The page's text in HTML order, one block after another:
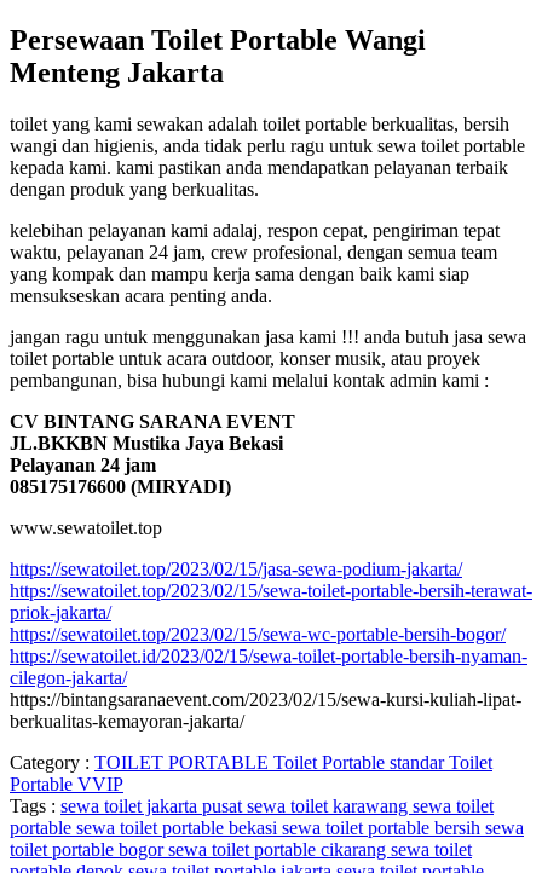
Persewaan Toilet Portable Wangi
Menteng Jakarta
toilet yang kami sewakan adalah toilet portable berkualitas, bersih
wangi dan higienis, anda tidak perlu ragu untuk sewa toilet portable
kepada kami. kami pastikan anda mendapatkan pelayanan terbaik
dengan produk yang berkualitas.
kelebihan pelayanan kami adalaj, respon cepat, pengiriman tepat
waktu, pelayanan 24 jam, crew profesional, dengan semua team
yang kompak dan mampu kerja sama dengan baik kami siap
mensukseskan acara penting anda.
jangan ragu untuk menggunakan jasa kami !!! anda butuh jasa sewa
toilet portable untuk acara outdoor, konser musik, atau proyek
pembangunan, bisa hubungi kami melalui kontak admin kami :
CV BINTANG SARANA EVENT
JL.BKKBN Mustika Jaya Bekasi
Pelayanan 24 jam
085175176600 (MIRYADI)
www.sewatoilet.top
https://sewatoilet.top/2023/02/15/jasa-sewa-podium-jakarta/
https://sewatoilet.top/2023/02/15/sewa-toilet-portable-bersih-terawat-
priok-jakarta/
https://sewatoilet.top/2023/02/15/sewa-wc-portable-bersih-bogor/
https://sewatoilet.id/2023/02/15/sewa-toilet-portable-bersih-nyaman-
cilegon-jakarta/
https://bintangsaranaevent.com/2023/02/15/sewa-kursi-kuliah-lipat-
berkualitas-kemayoran-jakarta/
Category : TOILET PORTABLE Toilet Portable standarToilet
Portable VVIP
Tags : sewa toilet jakarta pusat sewa toilet karawang sewa toilet
portable sewa toilet portable bekasi sewa toilet portable bersih sewa
toilet portable bogorsewa toilet portable cikarang sewa toilet